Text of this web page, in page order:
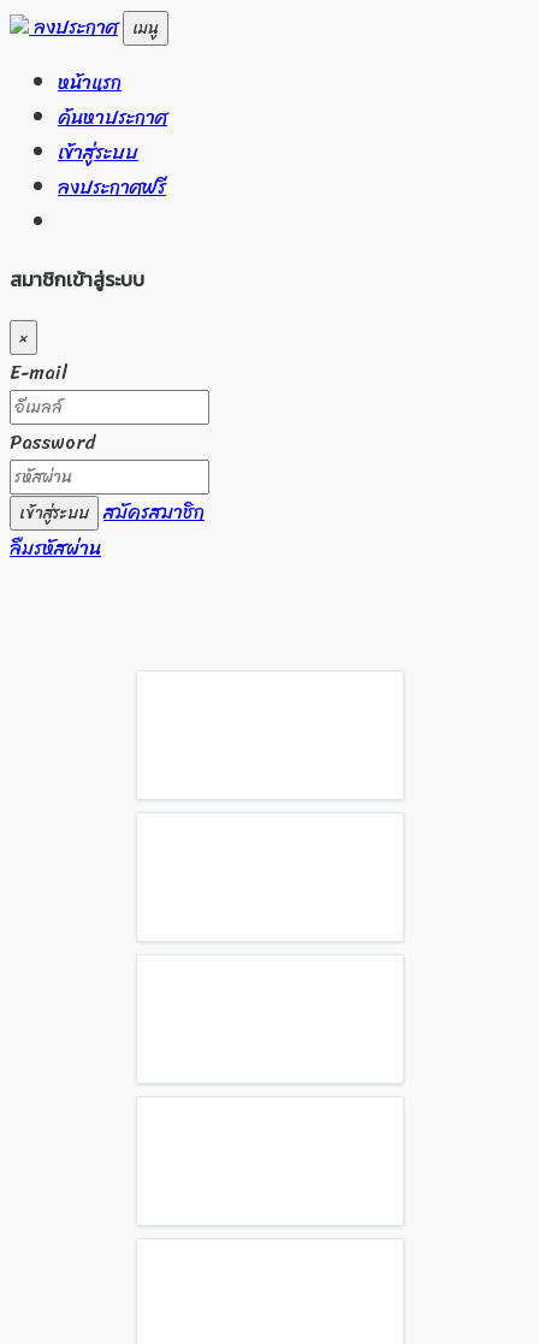
ลงประกาศ เมนู
หน้าแรก
ค้นหาประกาศ
เข้าสู่ระบบ
ลงประกาศฟรี
สมาชิกเข้าสู่ระบบ
×
E-mail
Password
เข้าสู่ระบบ สมัครสมาชิก
ลืมรหัสผ่าน